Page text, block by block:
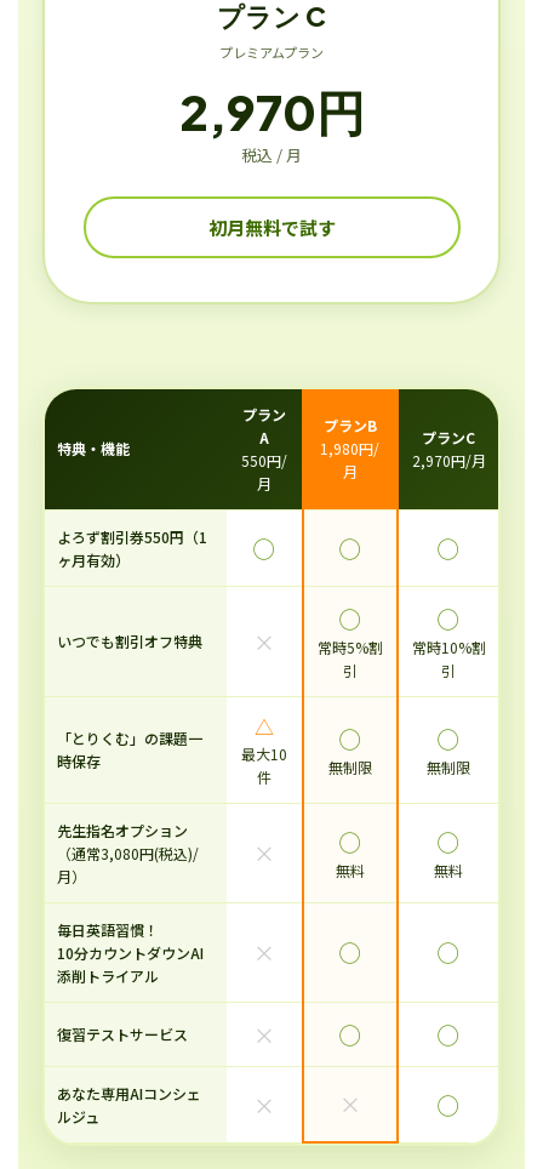
プラン C
プレミアムプラン
2,970円
税込 / 月
初月無料で試す
特典・機能
プラン
A
550円/
月
プランB
1,980円/
月
プランC
2,970円/月
よろず割引券550円（1
ヶ月有効）
◯ ◯ ◯
いつでも割引オフ特典 ×
◯
常時5%割
引
◯
常時10%割
引
「とりくむ」の課題一
時保存
△
最大10
件
◯
無制限
◯
無制限
先生指名オプション
（通常3,080円(税込)/
月）
× ◯
無料
◯
無料
毎日英語習慣！
10分カウントダウンAI
添削トライアル
× ◯ ◯
復習テストサービス × ◯ ◯
あなた専用AIコンシェ
ルジュ
× × ◯